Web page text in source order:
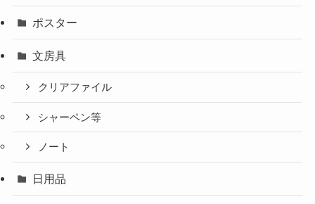
ポスター
文房具
クリアファイル
シャーペン等
ノート
日用品